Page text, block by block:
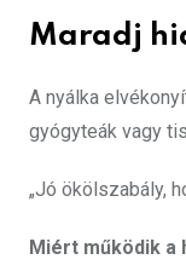
Maradj
A nyálka
gyógyteák vagy
„Jó ökölszabály,
Miért működik a